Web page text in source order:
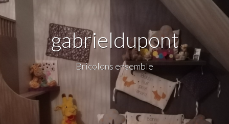
gabrieldupont
Bricolons ensemble